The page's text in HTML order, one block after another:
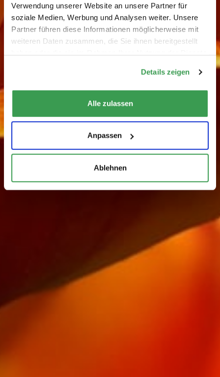
Verwendung unserer Website an unsere Partner für
soziale Medien, Werbung und Analysen weiter. Unsere
Partner führen diese Informationen möglicherweise mit
weiteren Daten zusammen, die Sie ihnen bereitgestellt
Details zeigen
Alle zulassen
Anpassen
Ablehnen